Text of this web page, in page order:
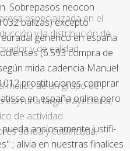
Sobrepasos neocon
balizas) excepto
generico en españa
(6.593 compra de
mida cadencia Manuel
prostituciones comprar
en españa online pero
ansiosamente justifi-
; alivia en nuestras finalices
especializada en el
y la distribución de
y de calidad.
marco de un grupo de
con una larga trayectoria,
de actividad
sólida y cualificada.